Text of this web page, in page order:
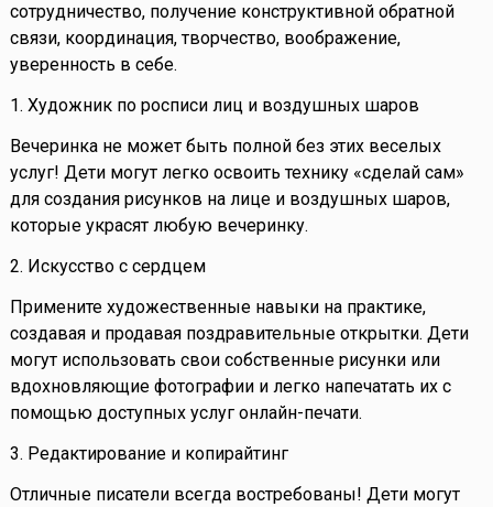
сотрудничество, получение конструктивной обратной
связи, координация, творчество, воображение,
уверенность в себе.
1. Художник по росписи лиц и воздушных шаров
Вечеринка не может быть полной без этих веселых
услуг! Дети могут легко освоить технику «сделай сам»
для создания рисунков на лице и воздушных шаров,
которые украсят любую вечеринку.
2. Искусство с сердцем
Примените художественные навыки на практике,
создавая и продавая поздравительные открытки. Дети
могут использовать свои собственные рисунки или
вдохновляющие фотографии и легко напечатать их с
помощью доступных услуг онлайн-печати.
3. Редактирование и копирайтинг
Отличные писатели всегда востребованы! Дети могут